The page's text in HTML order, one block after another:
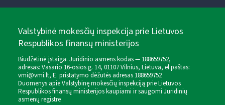
Valstybinė mokesčių inspekcija prie Lietuvos
Respublikos finansų ministerijos
Biudžetinė įstaiga. Juridinio asmens kodas — 188659752,
adresas: Vasario 16-osios g. 14, 01107 Vilnius, Lietuva, el.paštas:
vmi@vmi.lt, E. pristatymo dėžutės adresas 188659752
Duomenys apie Valstybinę mokesčių inspekciją prie Lietuvos
Respublikos finansų ministerijos kaupiami ir saugomi Juridinių
asmenų registre